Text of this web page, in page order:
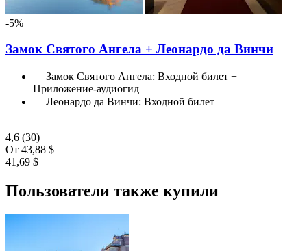
-5%
Замок Святого Ангела + Леонардо да Винчи
Замок Святого Ангела: Входной билет +
Приложение-аудиогид
Леонардо да Винчи: Входной билет
4,6 (30)
От 43,88 $
41,69 $
Пользователи также купили